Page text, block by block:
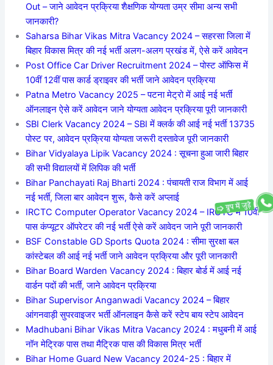
Out – जाने आवेदन प्रक्रिया शैक्षणिक योग्यता उम्र सीमा अन्य सभी
जानकारी?
Saharsa Bihar Vikas Mitra Vacancy 2024 – सहरसा जिला में
बिहार विकास मित्र की नई भर्ती अलग-अलग प्रखंड में, ऐसे करें आवेदन
Post Office Car Driver Recruitment 2024 – पोस्ट ऑफिस में
10वीं 12वीं पास कार्ड ड्राइवर की भर्ती जाने आवेदन प्रक्रिया
Patna Metro Vacancy 2025 – पटना मेट्रो में आई नई भर्ती
ऑनलाइन ऐसे करें आवेदन जाने योग्यता आवेदन प्रक्रिया पूरी जानकारी
SBI Clerk Vacancy 2024 – SBI में क्लर्क की आई नई भर्ती 13735
पोस्ट पर, आवेदन प्रक्रिया योग्यता जरूरी दस्तावेज पूरी जानकारी
Bihar Vidyalaya Lipik Vacancy 2024 : सूचना हुआ जारी बिहार
की सभी विद्यालयों में लिपिक की भर्ती
Bihar Panchayati Raj Bharti 2024 : पंचायती राज विभाग में आई
नई भर्ती, जिला बार आवेदन शुरू, कैसे करें अप्लाई
IRCTC Computer Operator Vacancy 2024 – IRCTC में 10वीं
पास कंप्यूटर ऑपरेटर की नई भर्ती ऐसे करें आवेदन जाने पूरी जानकारी
BSF Constable GD Sports Quota 2024 : सीमा सुरक्षा बल
कांस्टेबल की आई नई भर्ती जाने आवेदन प्रक्रिया और पूरी जानकारी
Bihar Board Warden Vacancy 2024 : बिहार बोर्ड में आई नई
वार्डन पदों की भर्ती, जाने आवेदन प्रक्रिया
Bihar Supervisor Anganwadi Vacancy 2024 – बिहार
आंगनवाड़ी सुपरवाइजर भर्ती ऑनलाइन कैसे करें स्टेप बाय स्टेप आवेदन
Madhubani Bihar Vikas Mitra Vacancy 2024 : मधुबनी में आई
नॉन मेट्रिक पास तथा मैट्रिक पास की विकास मित्र भर्ती
Bihar Home Guard New Vacancy 2024-25 : बिहार में